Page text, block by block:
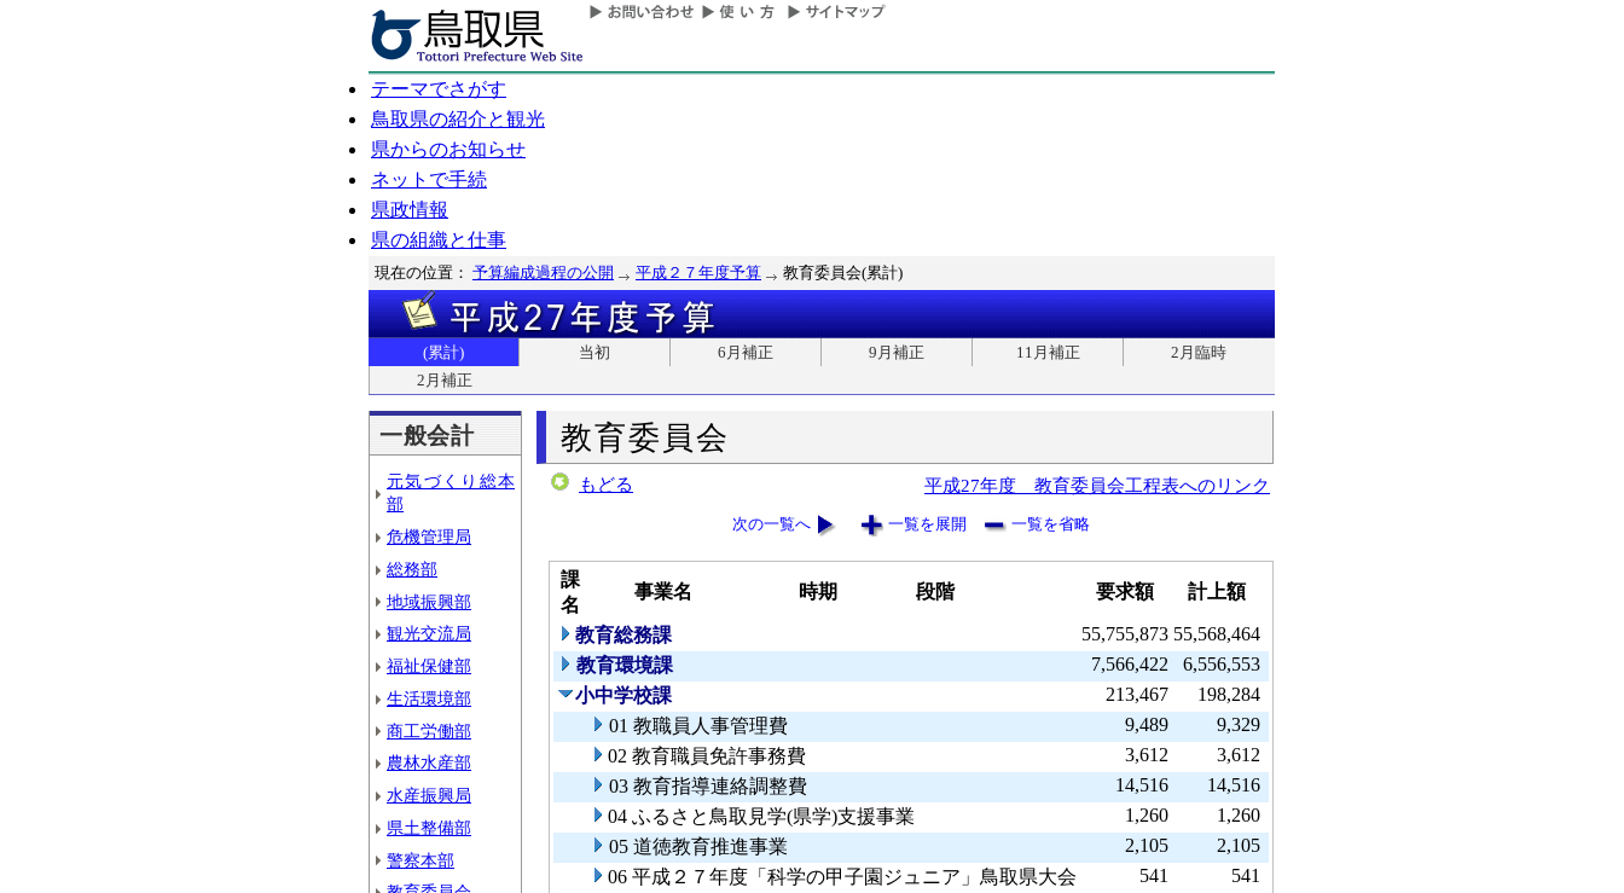
テーマでさがす
鳥取県の紹介と観光
県からのお知らせ
ネットで手続
県政情報
県の組織と仕事
現在の位置： 予算編成過程の公開 平成２７年度予算 教育委員会(累計)
(累計) 当初 6月補正 9月補正 11月補正
2月臨時
2月補正
一般会計
元気づくり総本
部
危機管理局
総務部
地域振興部
観光交流局
福祉保健部
生活環境部
商工労働部
農林水産部
水産振興局
県土整備部
警察本部
教育委員会
もどる 平成27年度 教育委員会工程表へのリンク
次の一覧へ 一覧を展開 一覧を省略
課
名
事業名 時期 段階 要求額 計上額
教育総務課 55,755,873 55,568,464
教育環境課
7,566,422
6,556,553
小中学校課
213,467
198,284
01 教職員人事管理費
9,489
9,329
02 教育職員免許事務費
3,612
3,612
03 教育指導連絡調整費
14,516
14,516
04 ふるさと鳥取見学(県学)支援事業
1,260
1,260
05 道徳教育推進事業
2,105
2,105
06 平成２７年度「科学の甲子園ジュニア」鳥取県大会
541
541